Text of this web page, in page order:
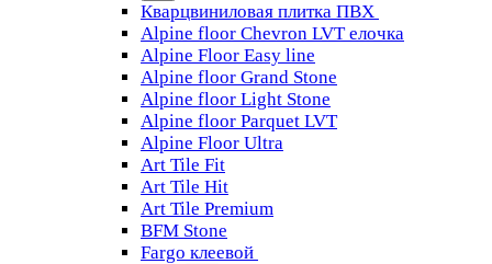
Кварцвиниловая плитка ПВХ
Alpine floor Chevron LVT елочка
Alpine Floor Easy line
Alpine floor Grand Stone
Alpine floor Light Stone
Alpine floor Parquet LVT
Alpine Floor Ultra
Art Tile Fit
Art Tile Hit
Art Tile Premium
BFM Stone
Fargo клеевой